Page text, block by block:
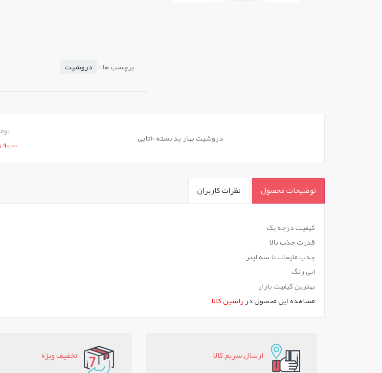
برچسب ها : دروشیت
دروشیت بهار پد بسته 10تایی
90,000 تومان
توضیحات محصول نظرات کاربران
کیفیت درجه یک
قدرت جذب بالا
جذب مایعات تا سه لیتر
ابی رنگ
بهترین کیفیت بازار
مشاهده این محصول درراشین کالا
ارسال سريع کالا تخفيف ويژه